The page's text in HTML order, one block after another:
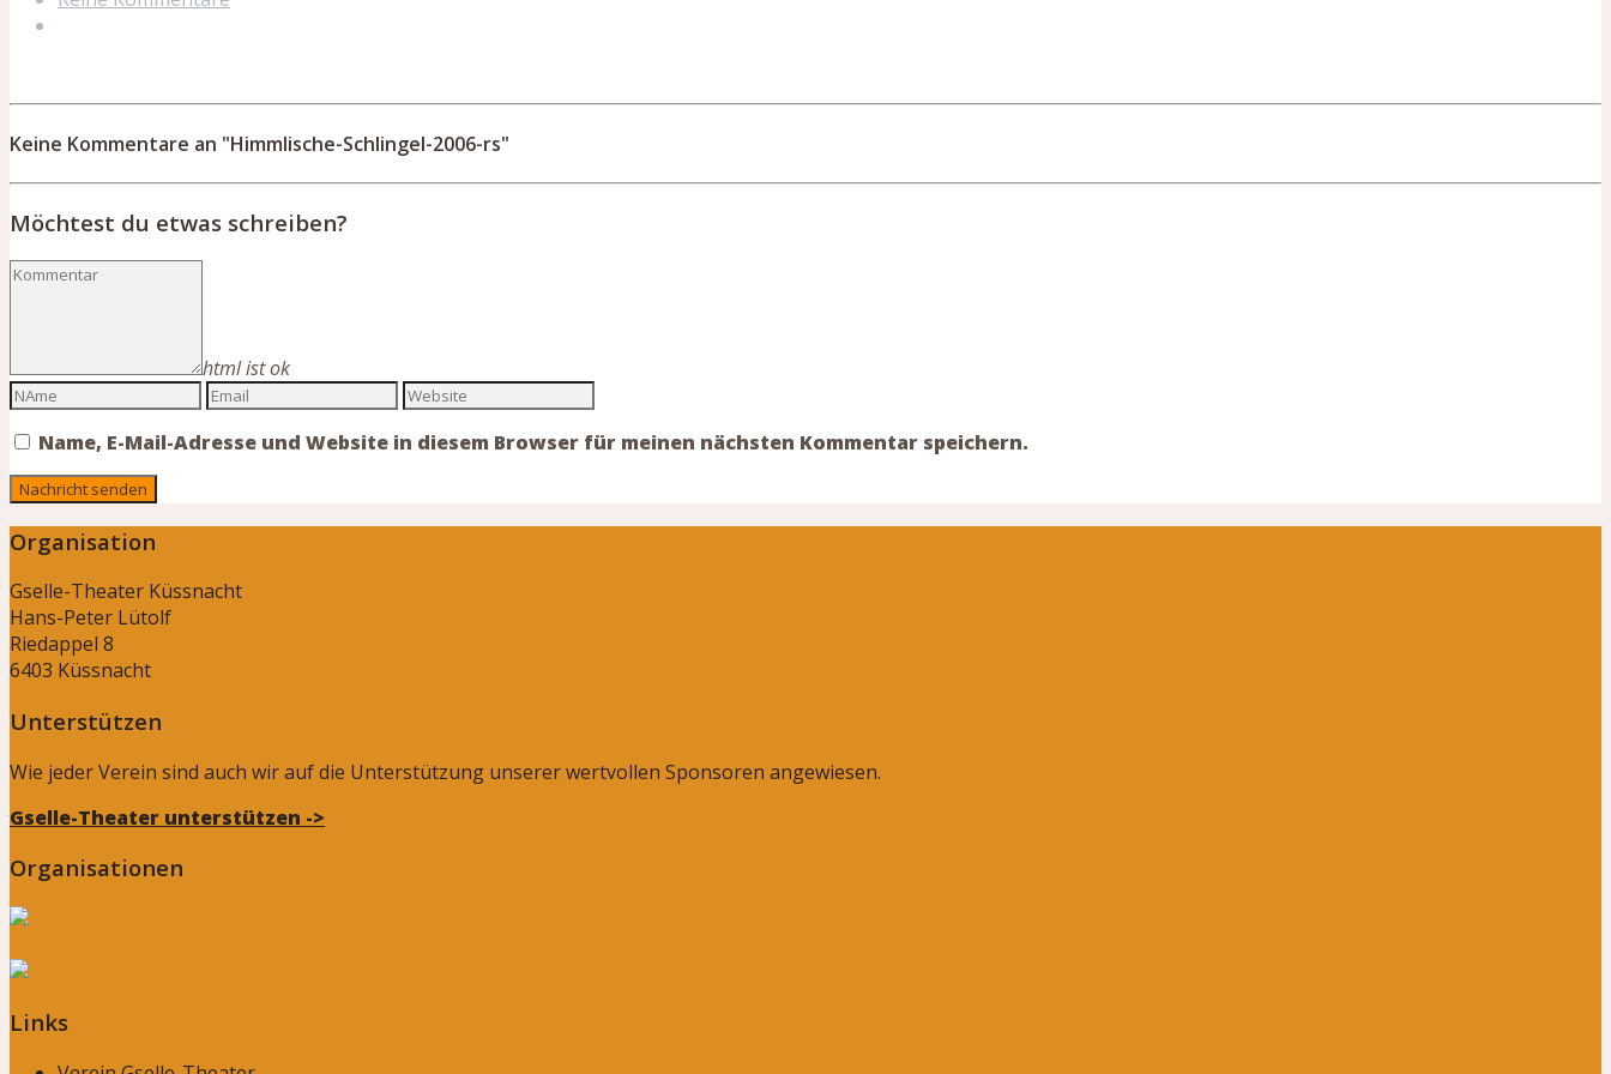
Keine Kommentare an "Himmlische-Schlingel-2006-rs"
Möchtest du etwas schreiben?
html ist ok
Name, E-Mail-Adresse und Website in diesem Browser für meinen nächsten Kommentar speichern.
Organisation
Gselle-Theater Küssnacht
Hans-Peter Lütolf
Riedappel 8
6403 Küssnacht
Unterstützen
Wie jeder Verein sind auch wir auf die Unterstützung unserer wertvollen Sponsoren angewiesen.
Gselle-Theater unterstützen ->
Organisationen
Links